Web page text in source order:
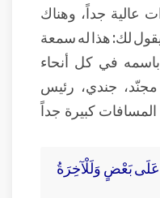
عالية جداً، وهناك
يقول لك: هذا له سمعة
في كل أنحاء
مجنّد، جندي، رئيس
كبيرة جداً
بَعْضٍ وَلَلْآخِرَةُ